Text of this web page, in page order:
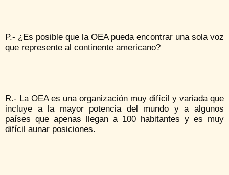
P.- ¿Es posible que la OEA pueda encontrar una sola voz
que represente al continente americano?
R.- La OEA es una organización muy difícil y variada que
incluye a la mayor potencia del mundo y a algunos
países que apenas llegan a 100 habitantes y es muy
difícil aunar posiciones.